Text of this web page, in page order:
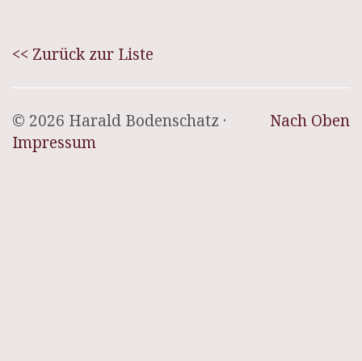
<< Zurück zur Liste
Nach Oben
© 2026 Harald Bodenschatz ·
Impressum